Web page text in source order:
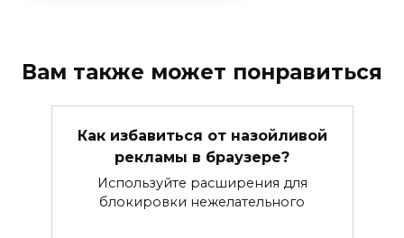
Вам также может понравиться
Как избавиться от назойливой
рекламы в браузере?
Используйте расширения для
блокировки нежелательного